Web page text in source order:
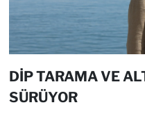
DİP TARAMA VE
SÜRÜYOR